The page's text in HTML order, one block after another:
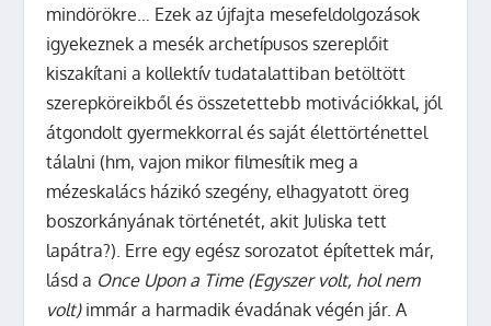
mindörökre… Ezek az újfajta mesefeldolgozások
igyekeznek a mesék archetípusos szereplőit
kiszakítani a kollektív tudatalattiban betöltött
szerepköreikből és összetettebb motivációkkal, jól
átgondolt gyermekkorral és saját élettörténettel
tálalni (hm, vajon mikor filmesítik meg a
mézeskalács házikó szegény, elhagyatott öreg
boszorkányának történetét, akit Juliska tett
lapátra?). Erre egy egész sorozatot építettek már,
lásd a Once Upon a Time (Egyszer volt, hol nem
volt)immár a harmadik évadának végén jár. A